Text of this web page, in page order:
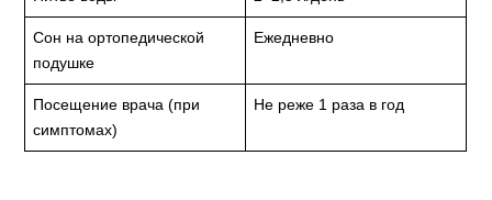
Сон на ортопедической
подушке
Ежедневно
Посещение врача (при
симптомах)
Не реже 1 раза в год